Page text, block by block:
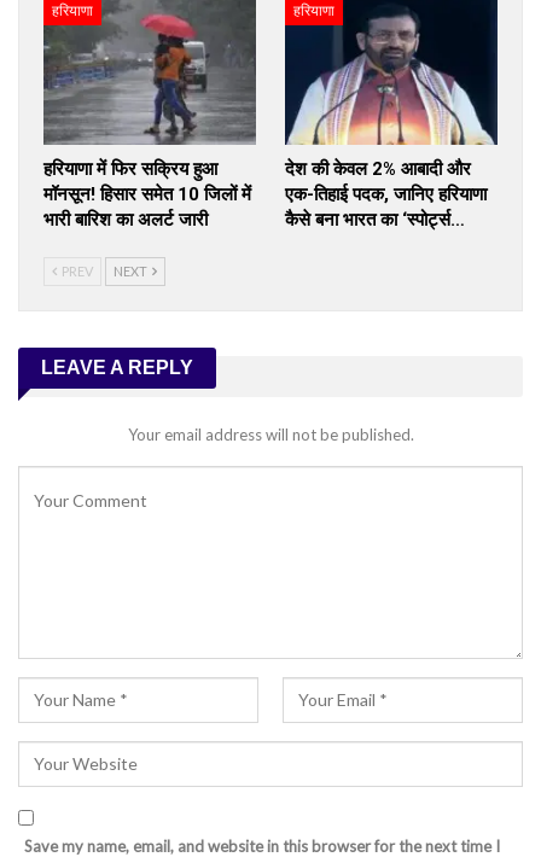
हरियाणा
हरियाणा में फिर सक्रिय हुआ
मॉनसून! हिसार समेत 10 जिलों में
भारी बारिश का अलर्ट जारी
हरियाणा
देश की केवल 2% आबादी और
एक-तिहाई पदक, जानिए हरियाणा
कैसे बना भारत का ‘स्पोर्ट्स…
PREV NEXT
LEAVE A REPLY
Your email address will not be published.
Save my name, email, and website in this browser for the next time I